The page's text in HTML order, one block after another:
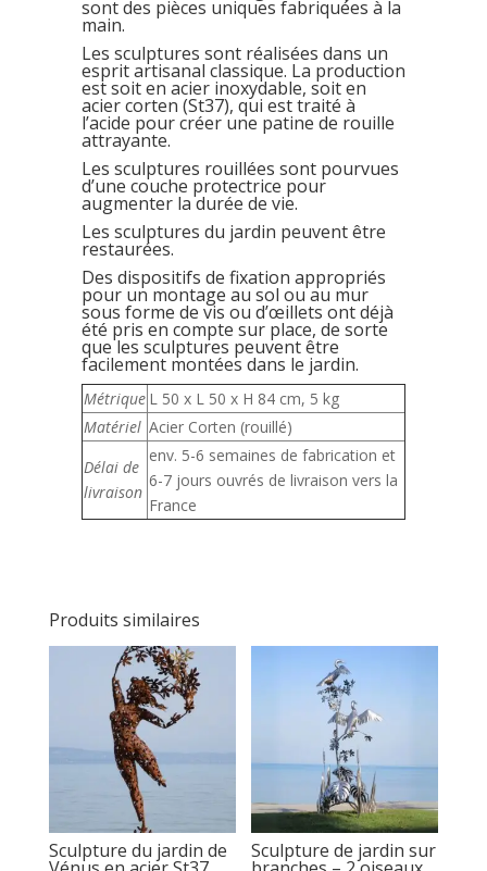
sont des pièces uniques fabriquées à la
main.
Les sculptures sont réalisées dans un
esprit artisanal classique. La production
est soit en acier inoxydable, soit en
acier corten (St37), qui est traité à
l’acide pour créer une patine de rouille
attrayante.
Les sculptures rouillées sont pourvues
d’une couche protectrice pour
augmenter la durée de vie.
Les sculptures du jardin peuvent être
restaurées.
Des dispositifs de fixation appropriés
pour un montage au sol ou au mur
sous forme de vis ou d’œillets ont déjà
été pris en compte sur place, de sorte
que les sculptures peuvent être
facilement montées dans le jardin.
Métrique L 50 x L 50 x H 84 cm, 5 kg
Matériel Acier Corten (rouillé)
Délai de
livraison
env. 5-6 semaines de fabrication et
6-7 jours ouvrés de livraison vers la
France
Produits similaires
Sculpture du jardin de Sculpture de jardin sur